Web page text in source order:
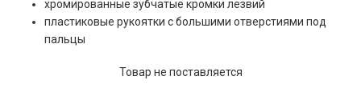
хромированные зубчатые кромки лезвий
пластиковые рукоятки с большими отверстиями под
пальцы
Товар не поставляется